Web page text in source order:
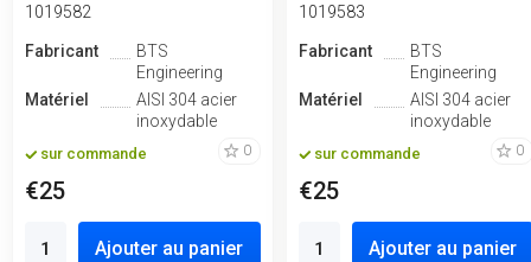
1019582
Fabricant
BTS
Engineering
Matériel
AISI 304 acier
inoxydable
sur commande 0
€25
Ajouter au panier
1019583
Fabricant
BTS
Engineering
Matériel
AISI 304 acier
inoxydable
sur commande 0
€25
Ajouter au panier